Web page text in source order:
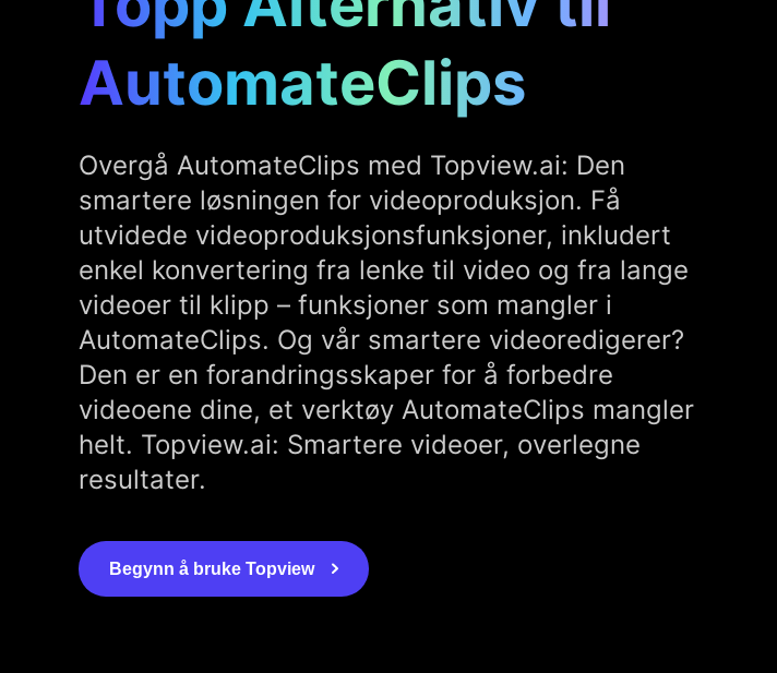
AutomateClips
Overgå AutomateClips med Topview.ai: Den
smartere løsningen for videoproduksjon. Få
utvidede videoproduksjonsfunksjoner, inkludert
enkel konvertering fra lenke til video og fra lange
videoer til klipp – funksjoner som mangler i
AutomateClips. Og vår smartere videoredigerer?
Den er en forandringsskaper for å forbedre
videoene dine, et verktøy AutomateClips mangler
helt. Topview.ai: Smartere videoer, overlegne
resultater.
Begynn å bruke Topview